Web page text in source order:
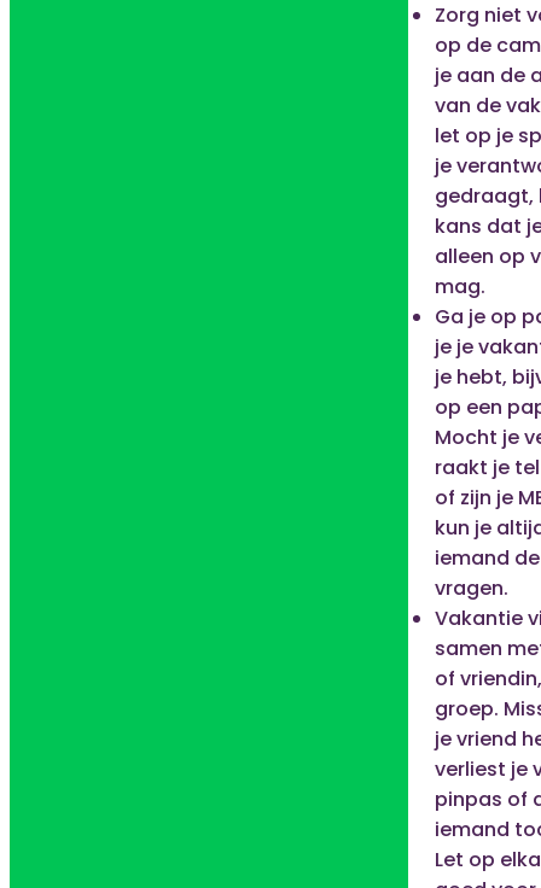
Zorg niet
op de
je aan de
van de
let op je
je
gedraagt,
kans dat
alleen op
mag.
Ga je op
je je
je hebt,
op een
Mocht je
raakt je
of zijn je
kun je
iemand
vragen.
Vakantie
samen
of
groep.
je vriend
verliest je
pinpas of
iemand
Let op